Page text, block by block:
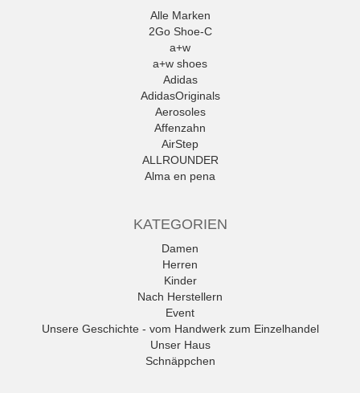
Alle Marken
2Go Shoe-C
a+w
a+w shoes
Adidas
AdidasOriginals
Aerosoles
Affenzahn
AirStep
ALLROUNDER
Alma en pena
Amani
Andrea Conti
ANWR
anwr Schuh
ANXXXX
Apple of Eden
Ara
Mehr
KATEGORIEN
Damen
Herren
Kinder
Nach Herstellern
Event
Unsere Geschichte - vom Handwerk zum Einzelhandel
Unser Haus
Schnäppchen